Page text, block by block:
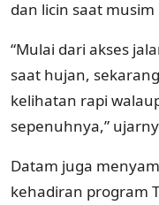
dan licin saat
“Mulai dari akses
saat hujan,
kelihatan rapi
sepenuhnya,”
Datam juga
kehadiran program